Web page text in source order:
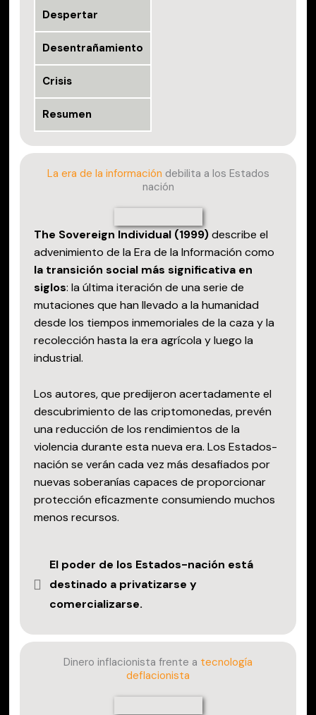
Despertar
Desentrañamiento
Crisis
Resumen
La era de la información debilita a los Estados
nación
The Sovereign Individual (1999)describe el
advenimiento de la Era de la Información como
la transición social más significativa en
siglos: la última iteración de una serie de
mutaciones que han llevado a la humanidad
desde los tiempos inmemoriales de la caza y la
recolección hasta la era agrícola y luego la
industrial.
Los autores, que predijeron acertadamente el
descubrimiento de las criptomonedas, prevén
una reducción de los rendimientos de la
violencia durante esta nueva era. Los Estados-
nación se verán cada vez más desafiados por
nuevas soberanías capaces de proporcionar
protección eficazmente consumiendo muchos
menos recursos.
El poder de los Estados-nación está
destinado a privatizarse y
comercializarse.
Dinero inflacionista frente a tecnología
deflacionista